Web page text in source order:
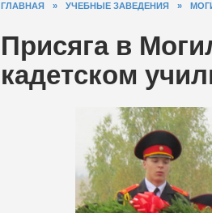
ГЛАВНАЯ » УЧЕБНЫЕ ЗАВЕДЕНИЯ »
Присяга в
кадетском